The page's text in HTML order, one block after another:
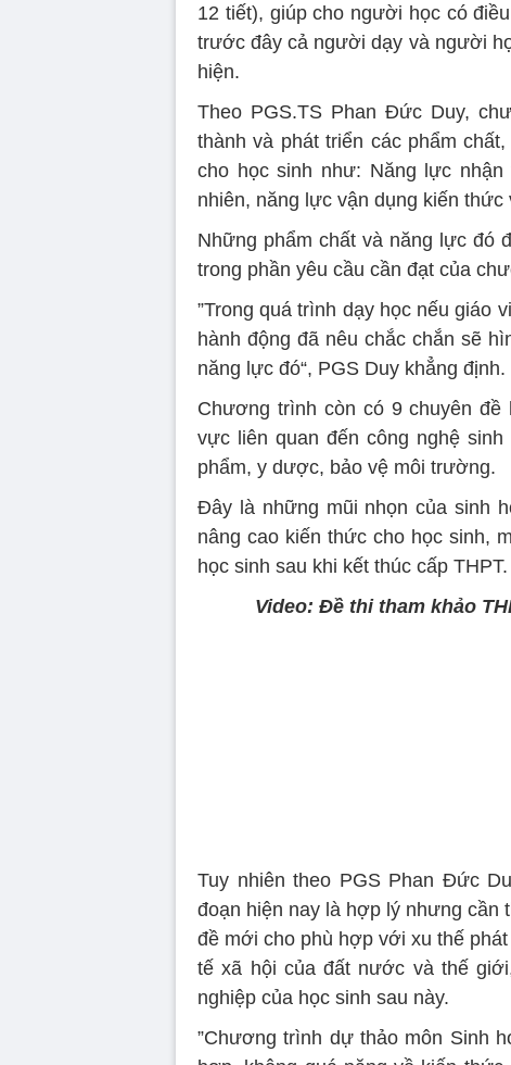
12 tiết), giúp cho người học có
trước đây cả người dạy và người
hiện.
Theo PGS.TS Phan Đức Duy,
thành và phát triển các phẩm
cho học sinh như: Năng lực
nhiên, năng lực vận dụng kiến
Những phẩm chất và năng lực đó
trong phần yêu cầu cần đạt của
”Trong quá trình dạy học nếu giáo
hành động đã nêu chắc chắn sẽ
năng lực đó“, PGS Duy khẳng định.
Chương trình còn có 9 chuyên
vực liên quan đến công nghệ
phẩm, y dược, bảo vệ môi trường.
Đây là những mũi nhọn của sinh
nâng cao kiến thức cho học sinh,
học sinh sau khi kết thúc cấp THPT.
Video: Đề thi tham khảo
Tuy nhiên theo PGS Phan Đức
đoạn hiện nay là hợp lý nhưng cần
đề mới cho phù hợp với xu thế
tế xã hội của đất nước và thế
nghiệp của học sinh sau này.
”Chương trình dự thảo môn Sinh